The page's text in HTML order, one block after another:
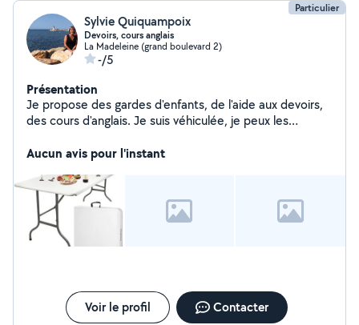
Particulier
Sylvie Quiquampoix
Devoirs, cours anglais
La Madeleine (grand boulevard 2)
-/5
Présentation
Je propose des gardes d'enfants, de l'aide aux devoirs,
des cours d'anglais. Je suis véhiculée, je peux les
journée du mercredi. Ponctuellement, d'autres jours
douce.
Aucun avis pour l'instant
Voir le profil Contacter